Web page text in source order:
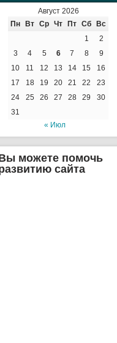
Август 2026
Пн
Вт Ср Чт Пт Сб
Вс
1
2
3
4 5 6 7 8
9
10
11 12 13 14 15
16
17
18 19 20 21 22
23
24
25 26 27 28 29
30
31
« Июл
можете помочь
сайта